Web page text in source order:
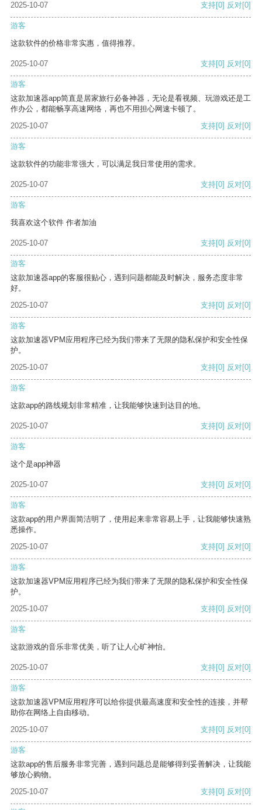
2025-10-07
支持[0] 反对[0]
游客
这款软件的价格非常实惠，值得推荐。
2025-10-07 支持[0] 反对[0]
游客
这款加速器app简直是居家旅行必备神器，无论是看视频、玩游戏还是工
作办公，都能畅享高速网络，再也不用担心网速卡顿了。
2025-10-07
支持[0] 反对[0]
游客
这款软件的功能非常强大，可以满足我日常使用的需求。
2025-10-07 支持[0] 反对[0]
游客
我喜欢这个软件 作者加油
2025-10-07 支持[0] 反对[0]
游客
这款加速器app的客服很贴心，遇到问题都能及时解决，服务态度非常
好。
2025-10-07
支持[0] 反对[0]
游客
这款加速器VPM应用程序已经为我们带来了无限的隐私保护和安全性保
护。
2025-10-07
支持[0] 反对[0]
游客
这款app的路线规划非常精准，让我能够快速到达目的地。
2025-10-07 支持[0] 反对[0]
游客
这个是app神器
2025-10-07 支持[0] 反对[0]
游客
这款app的用户界面简洁明了，使用起来非常容易上手，让我能够快速熟
悉操作。
2025-10-07
支持[0] 反对[0]
游客
这款加速器VPM应用程序已经为我们带来了无限的隐私保护和安全性保
护。
2025-10-07
支持[0] 反对[0]
游客
这款游戏的音乐非常优美，听了让人心旷神怡。
2025-10-07 支持[0] 反对[0]
游客
这款加速器VPM应用程序可以给你提供最高速度和安全性的连接，并帮
助你在网络上自由移动。
2025-10-07
支持[0] 反对[0]
游客
这款app的售后服务非常完善，遇到问题总是能够得到妥善解决，让我能
够放心购物。
2025-10-07
支持[0] 反对[0]